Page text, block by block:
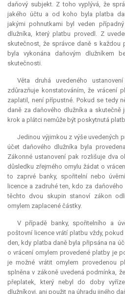
daňový subjekt. Z toho vyplývá, že
jakého účtu a od koho byla platba
jakými pohnutkami byl veden
dlužníka, který platbu provedl. Z
skutečnost, že správce daně s každou
byla vykonána daňovým dlužníkem
skutečnosti.
Věta druhá uvedeného
zdůrazňuje konstatováním, že vrácení
zaplatil, není přípustné. Pokud se tedy
daně za daňového dlužníka a skutečně
krok a plátci nemůže být poskytnutá
Jedinou výjimkou z výše uvedených
účet daňového dlužníka byla
Zákonné ustanovení pak rozlišuje dva
důsledku zřejmého omylu žádat o
to zaprvé banky, spořitelní nebo
licence a zadruhé ten, kdo za
těchto dvou skupin stanoví zákon
omylem zaplacené částky.
V případě banky, spořitelního a
poštovní licence vrátí platbu vždy,
den, kdy platba daně byla připsána na
o vrácení omylem provedené platby je
je možné vrátit omylem provedenou
splněna v zákoně uvedená podmínka,
přeplatek, který nebyl do doby
dlužníkovi, ani použit na úhradu jiného